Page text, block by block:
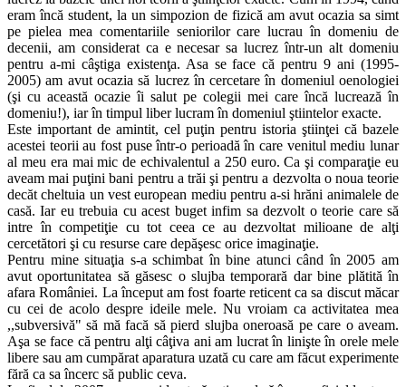
eram încă student, la un simpozion de fizică am avut ocazia sa simt
pe pielea mea comentariile seniorilor care lucrau în domeniu de
decenii, am considerat ca e necesar sa lucrez într-un alt domeniu
pentru a-mi câştiga existenţa. Asa se face că pentru 9 ani (1995-
2005) am avut ocazia să lucrez în cercetare în domeniul oenologiei
(şi cu această ocazie îi salut pe colegii mei care încă lucrează în
domeniu!), iar în timpul liber lucram în domeniul ştiintelor exacte.
Este important de amintit, cel puţin pentru istoria ştiinţei că bazele
acestei teorii au fost puse într-o perioadă în care venitul mediu lunar
al meu era mai mic de echivalentul a 250 euro. Ca şi comparaţie eu
aveam mai puţini bani pentru a trăi şi pentru a dezvolta o noua teorie
decăt cheltuia un vest european mediu pentru a-si hrăni animalele de
casă. Iar eu trebuia cu acest buget infim sa dezvolt o teorie care să
intre în competiţie cu tot ceea ce au dezvoltat milioane de alţi
cercetători şi cu resurse care depăşesc orice imaginaţie.
Pentru mine situaţia s-a schimbat în bine atunci când în 2005 am
avut oportunitatea să găsesc o slujba temporară dar bine plătită în
afara României. La început am fost foarte reticent ca sa discut măcar
cu cei de acolo despre ideile mele. Nu vroiam ca activitatea mea
,,subversivă" să mă facă să pierd slujba oneroasă pe care o aveam.
Aşa se face că pentru alţi câţiva ani am lucrat în linişte în orele mele
libere sau am cumpărat aparatura uzată cu care am făcut experimente
fără ca sa încerc să public ceva.